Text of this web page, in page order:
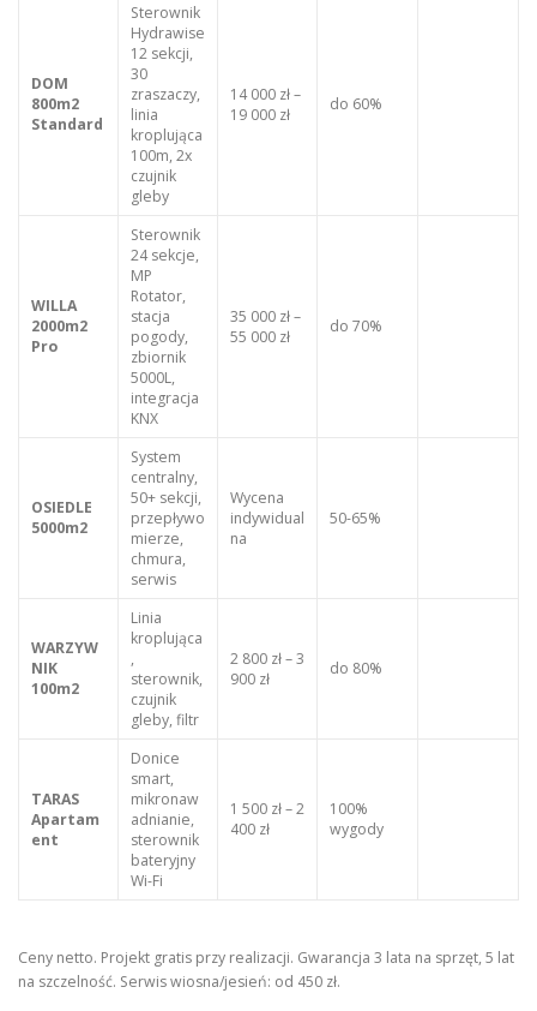
DOM
800m2
Standard
Sterownik
Hydrawise
12 sekcji,
30
zraszaczy,
linia
kroplująca
100m, 2x
czujnik
gleby
14 000 zł –
19 000 zł
do 60%
WILLA
2000m2
Pro
Sterownik
24 sekcje,
MP
Rotator,
stacja
pogody,
zbiornik
5000L,
integracja
KNX
35 000 zł –
55 000 zł
do 70%
OSIEDLE
5000m2
System
centralny,
50+ sekcji,
przepływo
mierze,
chmura,
serwis
Wycena
indywidual
na
50-65%
WARZYW
NIK
100m2
Linia
kroplująca
,
sterownik,
czujnik
gleby, filtr
2 800 zł – 3
900 zł
do 80%
TARAS
Apartam
ent
Donice
smart,
mikronaw
adnianie,
sterownik
bateryjny
Wi-Fi
1 500 zł – 2
400 zł
100%
wygody
Ceny netto. Projekt gratis przy realizacji. Gwarancja 3 lata na sprzęt, 5 lat
na szczelność. Serwis wiosna/jesień: od 450 zł.